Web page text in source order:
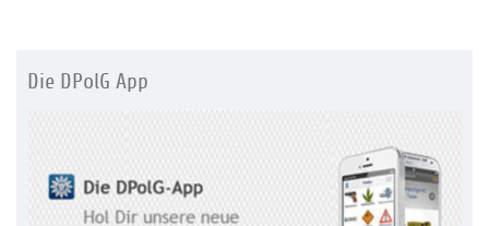
Die DPolG App